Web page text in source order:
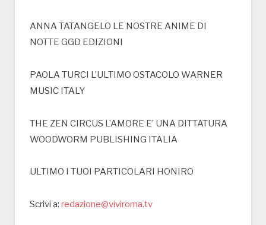
ANNA TATANGELO LE NOSTRE ANIME DI
NOTTE GGD EDIZIONI
PAOLA TURCI L’ULTIMO OSTACOLO WARNER
MUSIC ITALY
THE ZEN CIRCUS L’AMORE E’ UNA DITTATURA
WOODWORM PUBLISHING ITALIA
ULTIMO I TUOI PARTICOLARI HONIRO
Scrivi a: redazione@viviroma.tv